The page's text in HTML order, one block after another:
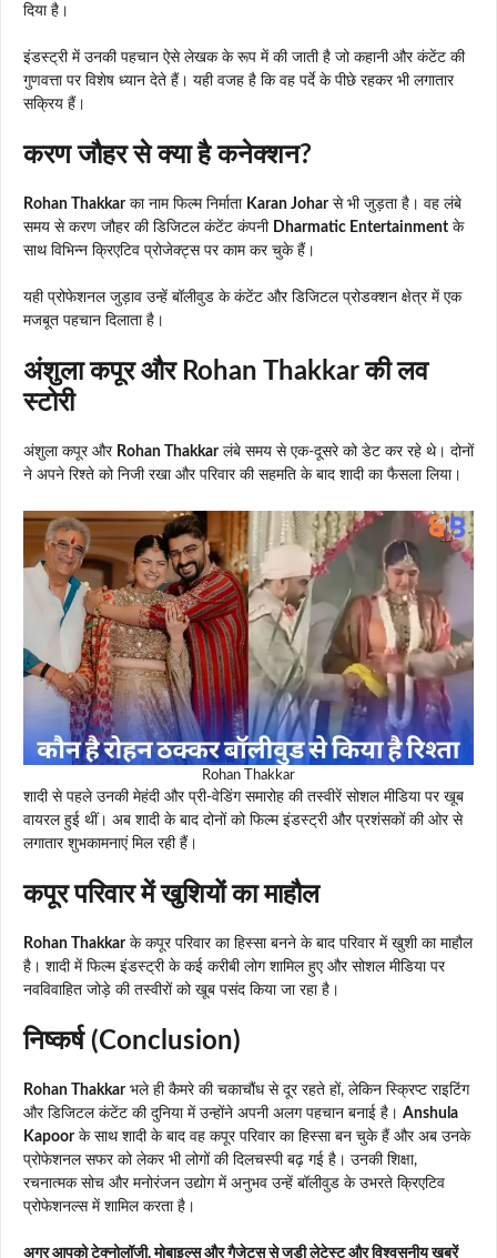
दिया है।
इंडस्ट्री में उनकी पहचान ऐसे लेखक के रूप में की जाती है जो कहानी और कंटेंट की
गुणवत्ता पर विशेष ध्यान देते हैं। यही वजह है कि वह पर्दे के पीछे रहकर भी लगातार
सक्रिय हैं।
करण जौहर से क्या है कनेक्शन?
Rohan Thakkarका नाम फिल्म निर्माता Karan Joharसे भी जुड़ता है। वह लंबे
समय से करण जौहर की डिजिटल कंटेंट कंपनी Dharmatic Entertainment के
साथ विभिन्न क्रिएटिव प्रोजेक्ट्स पर काम कर चुके हैं।
यही प्रोफेशनल जुड़ाव उन्हें बॉलीवुड के कंटेंट और डिजिटल प्रोडक्शन क्षेत्र में एक
मजबूत पहचान दिलाता है।
अंशुला कपूर और Rohan Thakkar की लव
स्टोरी
अंशुला कपूर और Rohan Thakkarलंबे समय से एक-दूसरे को डेट कर रहे थे। दोनों
ने अपने रिश्ते को निजी रखा और परिवार की सहमति के बाद शादी का फैसला लिया।
Rohan Thakkar
शादी से पहले उनकी मेहंदी और प्री-वेडिंग समारोह की तस्वीरें सोशल मीडिया पर खूब
वायरल हुई थीं। अब शादी के बाद दोनों को फिल्म इंडस्ट्री और प्रशंसकों की ओर से
लगातार शुभकामनाएं मिल रही हैं।
कपूर परिवार में खुशियों का माहौल
Rohan Thakkarके कपूर परिवार का हिस्सा बनने के बाद परिवार में खुशी का माहौल
है। शादी में फिल्म इंडस्ट्री के कई करीबी लोग शामिल हुए और सोशल मीडिया पर
नवविवाहित जोड़े की तस्वीरों को खूब पसंद किया जा रहा है।
निष्कर्ष (Conclusion)
Rohan Thakkarभले ही कैमरे की चकाचौंध से दूर रहते हों, लेकिन स्क्रिप्ट राइटिंग
और डिजिटल कंटेंट की दुनिया में उन्होंने अपनी अलग पहचान बनाई है। Anshula
Kapoorके साथ शादी के बाद वह कपूर परिवार का हिस्सा बन चुके हैं और अब उनके
प्रोफेशनल सफर को लेकर भी लोगों की दिलचस्पी बढ़ गई है। उनकी शिक्षा,
रचनात्मक सोच और मनोरंजन उद्योग में अनुभव उन्हें बॉलीवुड के उभरते क्रिएटिव
प्रोफेशनल्स में शामिल करता है।
अगर आपको टेक्नोलॉजी, मोबाइल्स और गैजेट्स से जुड़ी लेटेस्ट और विश्वसनीय खबरें